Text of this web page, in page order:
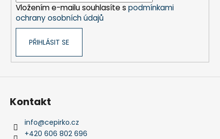
Vložením e-mailu souhlasíte s podmínkami
ochrany osobních údajů
PŘIHLÁSIT SE
Kontakt
info@cepirko.cz
+420 606 802 696